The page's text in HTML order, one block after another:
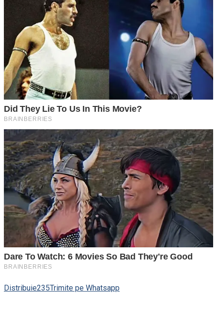
Distribuie235Trimite pe Whatsapp